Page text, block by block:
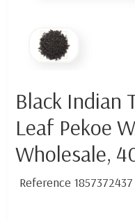
Black Indian
Leaf Pekoe
Wholesale,
Reference 1857372437